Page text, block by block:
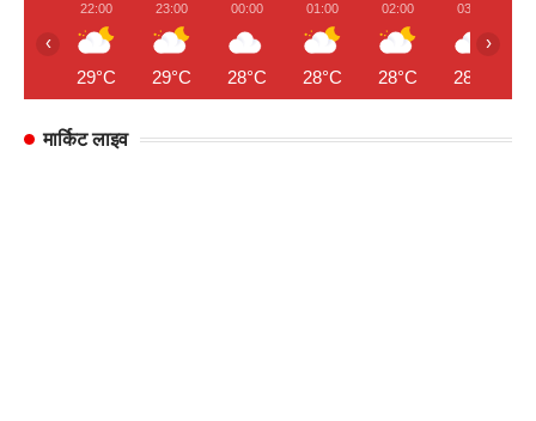
22:00
29°C
23:00
29°C
00:00
28°C
01:00
28°C
02:00
28°C
03:00
28°C
‹ ›
मार्किट लाइव